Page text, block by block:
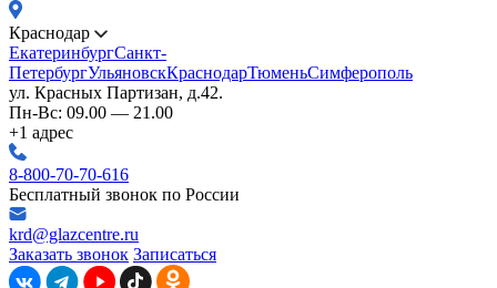
Краснодар
ЕкатеринбургСанкт-
ПетербургУльяновскКраснодарТюменьСимферополь
ул. Красных Партизан, д.42.
Пн-Вс: 09.00 — 21.00
+1 адрес
8-800-70-70-616
Бесплатный звонок по России
krd@glazcentre.ru
Заказать звонок Записаться